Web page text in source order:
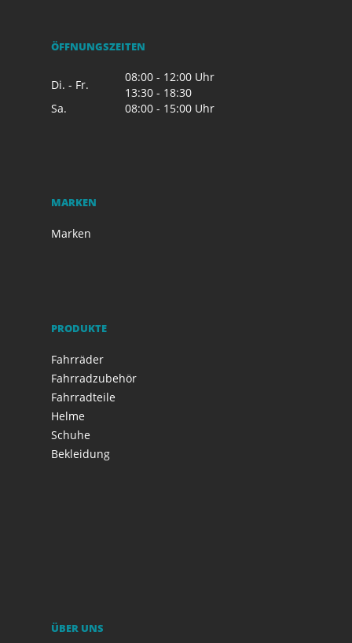
ÖFFNUNGSZEITEN
Di. - Fr.
08:00 - 12:00 Uhr
13:30 - 18:30
Sa.
08:00 - 15:00 Uhr
MARKEN
Marken
PRODUKTE
Fahrräder
Fahrradzubehör
Fahrradteile
Helme
Schuhe
Bekleidung
ÜBER UNS